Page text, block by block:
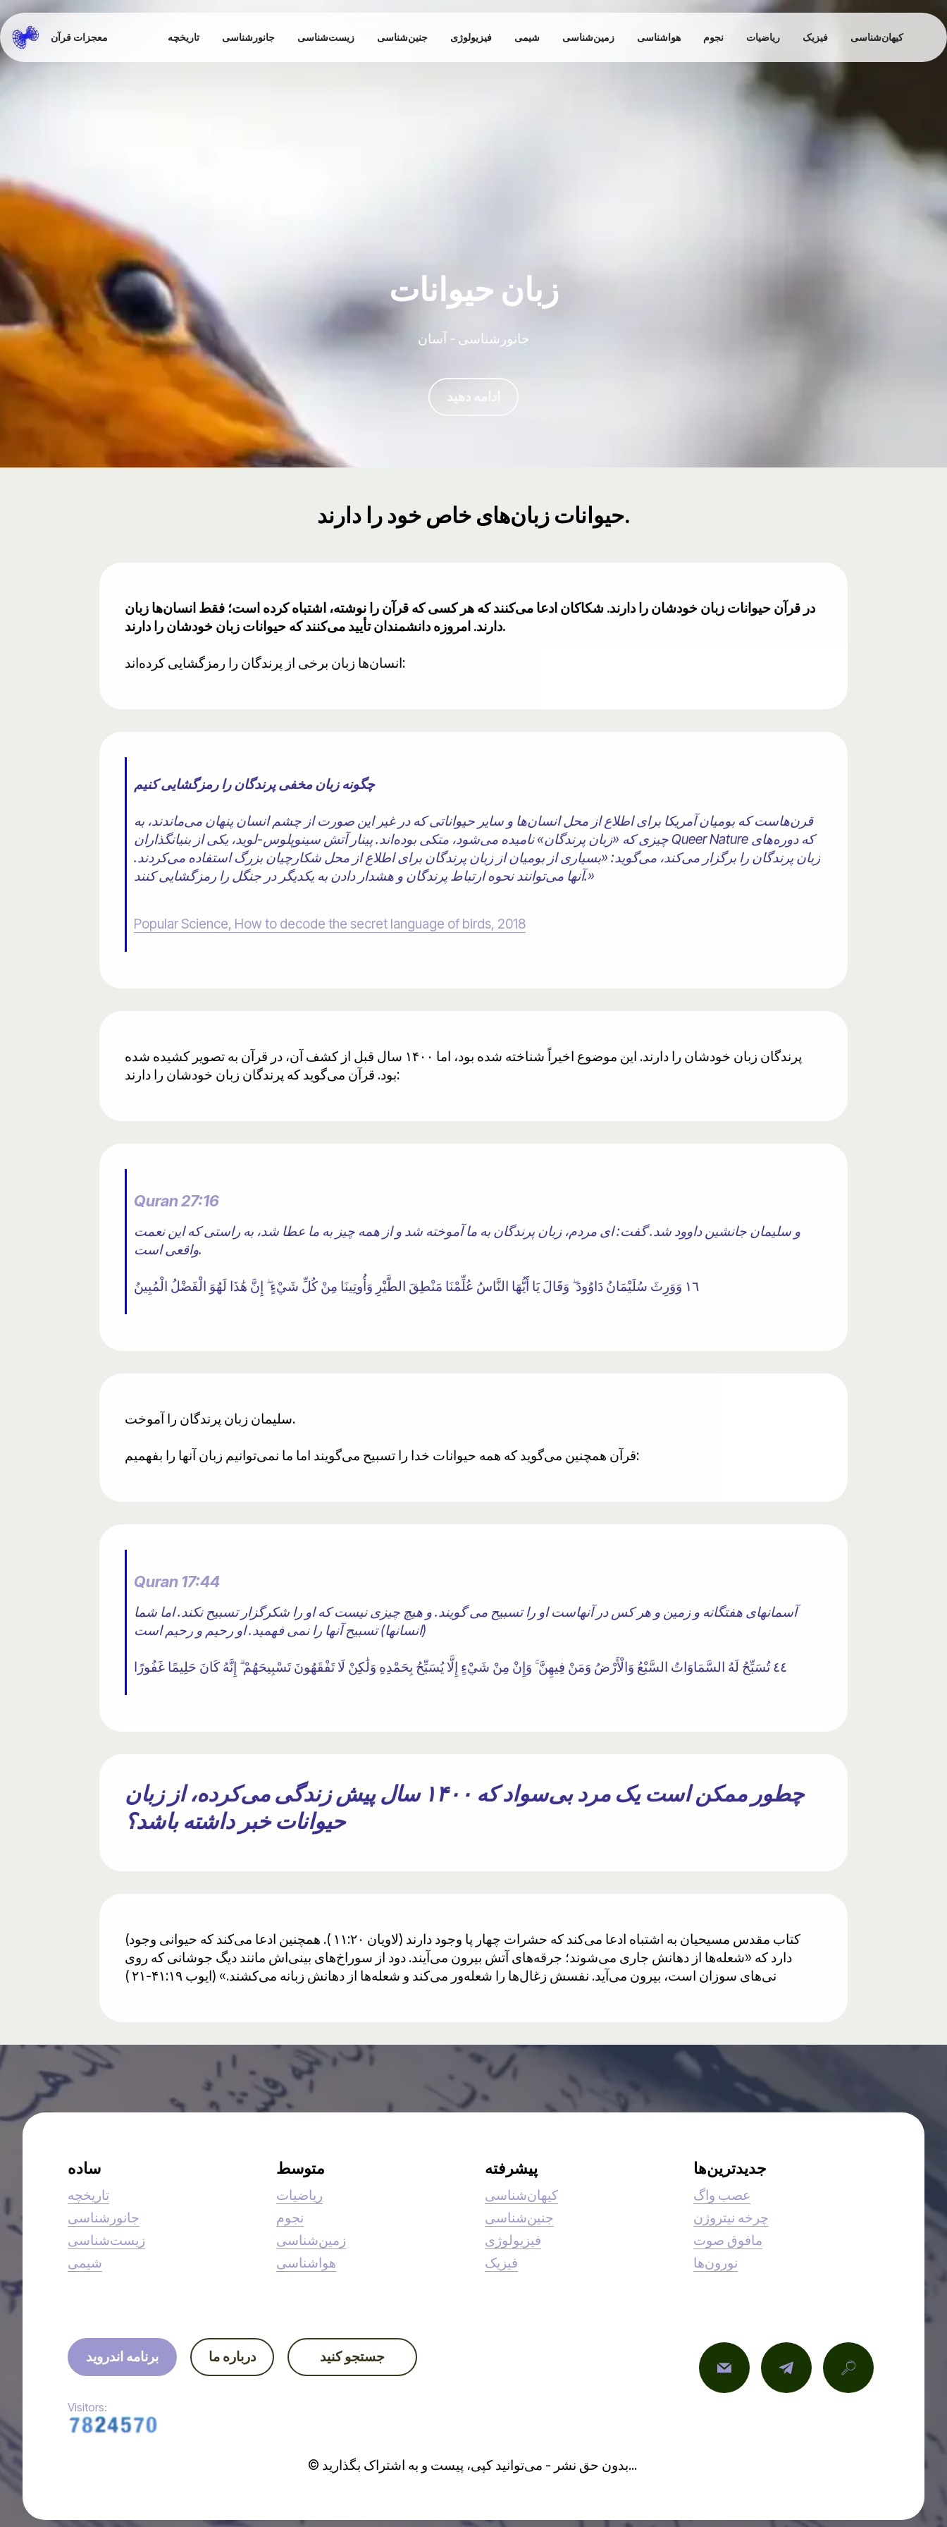
معجزات قرآن تاریخچه جانورشناسی زیست‌شناسی جنین‌شناسی فیزیولوژی شیمی زمین‌شناسی هواشناسی نجوم ریاضیات فیزیک کیهان‌شناسی
زبان حیوانات
جانورشناسی - آسان
ادامه دهید
حیوانات زبان‌های خاص خود را دارند.
در قرآن حیوانات زبان خودشان را دارند. شکاکان ادعا می‌کنند که هر کسی که قرآن را نوشته، اشتباه کرده است؛ فقط انسان‌ها زبان
دارند. امروزه دانشمندان تأیید می‌کنند که حیوانات زبان خودشان را دارند.
انسان‌ها زبان برخی از پرندگان را رمزگشایی کرده‌اند:
چگونه زبان مخفی پرندگان را رمزگشایی کنیم
قرن‌هاست که بومیان آمریکا برای اطلاع از محل انسان‌ها و سایر حیواناتی که در غیر این صورت از چشم انسان پنهان می‌ماندند، به
چیزی که «زبان پرندگان» نامیده می‌شود، متکی بوده‌اند. پینار آتش سینوپلوس-لوید، یکی از بنیانگذاران Queer Nature که دوره‌های
زبان پرندگان را برگزار می‌کند، می‌گوید: «بسیاری از بومیان از زبان پرندگان برای اطلاع از محل شکارچیان بزرگ استفاده می‌کردند.
آنها می‌توانند نحوه ارتباط پرندگان و هشدار دادن به یکدیگر در جنگل را رمزگشایی کنند.»
Popular Science, How to decode the secret language of birds, 2018
پرندگان زبان خودشان را دارند. این موضوع اخیراً شناخته شده بود، اما ۱۴۰۰ سال قبل از کشف آن، در قرآن به تصویر کشیده شده
بود. قرآن می‌گوید که پرندگان زبان خودشان را دارند:
Quran 27:16
و سلیمان جانشین داوود شد. گفت: ای مردم، زبان پرندگان به ما آموخته شد و از همه چیز به ما عطا شد، به راستی که این نعمت
واقعی است.
١٦ وَوَرِثَ سُلَيْمَانُ دَاوُودَ ۖ وَقَالَ يَا أَيُّهَا النَّاسُ عُلِّمْنَا مَنْطِقَ الطَّيْرِ وَأُوتِينَا مِنْ كُلِّ شَيْءٍ ۖ إِنَّ هَٰذَا لَهُوَ الْفَضْلُ الْمُبِينُ
سلیمان زبان پرندگان را آموخت.
قرآن همچنین می‌گوید که همه حیوانات خدا را تسبیح می‌گویند اما ما نمی‌توانیم زبان آنها را بفهمیم:
Quran 17:44
آسمانهای هفتگانه و زمین و هر کس در آنهاست او را تسبیح می گویند. و هیچ چیزی نیست که او را شکرگزار تسبیح نکند. اما شما
(انسانها) تسبیح آنها را نمی فهمید. او رحیم و رحیم است
٤٤ تُسَبِّحُ لَهُ السَّمَاوَاتُ السَّبْعُ وَالْأَرْضُ وَمَنْ فِيهِنَّ ۚ وَإِنْ مِنْ شَيْءٍ إِلَّا يُسَبِّحُ بِحَمْدِهِ وَلَٰكِنْ لَا تَفْقَهُونَ تَسْبِيحَهُمْ ۗ إِنَّهُ كَانَ حَلِيمًا غَفُورًا
چطور ممکن است یک مرد بی‌سواد که ۱۴۰۰ سال پیش زندگی می‌کرده، از زبان
حیوانات خبر داشته باشد؟
(کتاب مقدس مسیحیان به اشتباه ادعا می‌کند که حشرات چهار پا وجود دارند (لاویان ۱۱:۲۰ ). همچنین ادعا می‌کند که حیوانی وجود
دارد که «شعله‌ها از دهانش جاری می‌شوند؛ جرقه‌های آتش بیرون می‌آیند. دود از سوراخ‌های بینی‌اش مانند دیگ جوشانی که روی
نی‌های سوزان است، بیرون می‌آید. نفسش زغال‌ها را شعله‌ور می‌کند و شعله‌ها از دهانش زبانه می‌کشند.» (ایوب ۴۱:۱۹-۲۱ )
ساده
تاریخچه
جانورشناسی
زیست‌شناسی
شیمی
متوسط
ریاضیات
نجوم
زمین‌شناسی
هواشناسی
پیشرفته
کیهان‌شناسی
جنین‌شناسی
فیزیولوژی
فیزیک
جدیدترین‌ها
عصب واگ
چرخه نیتروژن
مافوق صوت
نورون‌ها
برنامه اندروید درباره ما
Visitors:
© بدون حق نشر - می‌توانید کپی، پیست و به اشتراک بگذارید...